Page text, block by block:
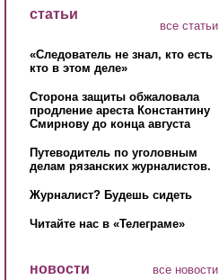
статьи
все статьи
«Следователь не знал, кто есть
кто в этом деле»
Сторона защиты обжаловала
продление ареста Константину
Смирнову до конца августа
Путеводитель по уголовным
делам рязанских журналистов.
Журналист? Будешь сидеть
Читайте нас в «Телеграме»
новости все новости